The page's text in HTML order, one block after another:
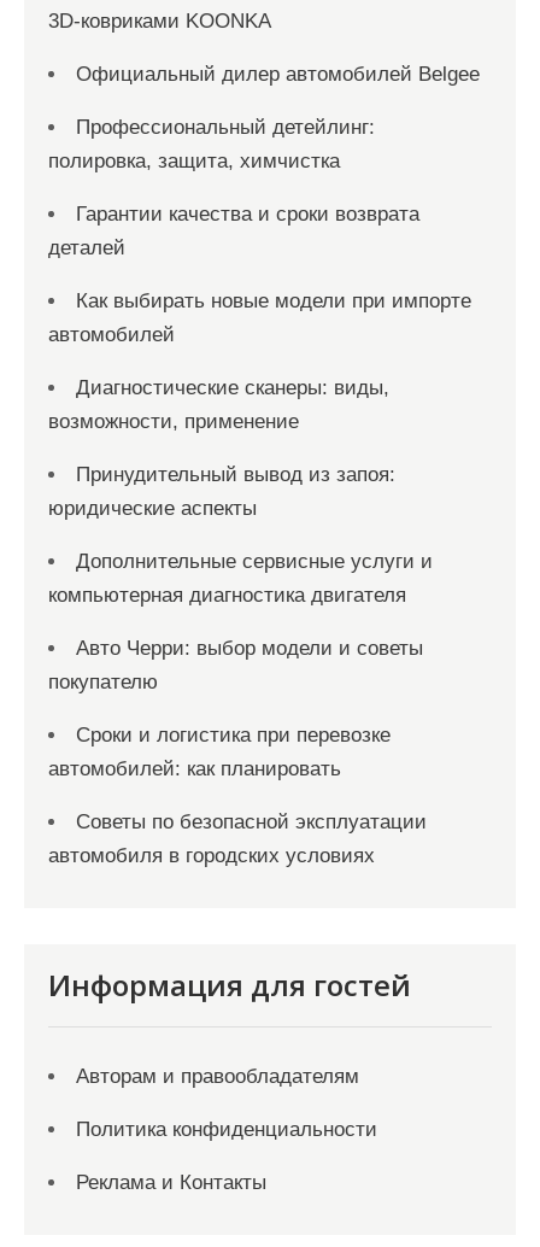
3D-ковриками KOONKA
Официальный дилер автомобилей Belgee
Профессиональный детейлинг:
полировка, защита, химчистка
Гарантии качества и сроки возврата
деталей
Как выбирать новые модели при импорте
автомобилей
Диагностические сканеры: виды,
возможности, применение
Принудительный вывод из запоя:
юридические аспекты
Дополнительные сервисные услуги и
компьютерная диагностика двигателя
Авто Черри: выбор модели и советы
покупателю
Сроки и логистика при перевозке
автомобилей: как планировать
Советы по безопасной эксплуатации
автомобиля в городских условиях
Информация для гостей
Авторам и правообладателям
Политика конфиденциальности
Реклама и Контакты